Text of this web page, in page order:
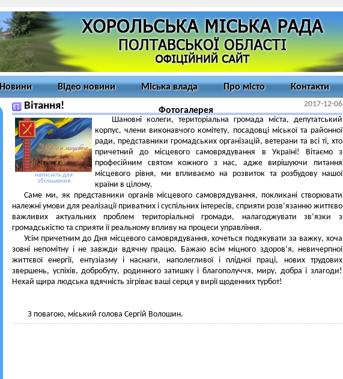
Новини Відео новини Міська влада Про місто Контакти
Фотогалерея
Вітання! 2017-12-06
натисніть для
збільшення
Шановні колеги, територіальна громада міста, депутатський
корпус, члени виконавчого комітету, посадовці міської та районної
ради, представники громадських організацій, ветерани та всі ті, хто
причетний до місцевого самоврядування в Україні! Вітаємо з
професійним святом кожного з нас, адже вирішуючи питання
місцевого рівня, ми впливаємо на розвиток та розбудову нашої
країни в цілому.
Саме ми, як представники органів місцевого самоврядування, покликані створювати
належні умови для реалізації приватних і суспільних інтересів, сприяти розв’язанню життєво
важливих актуальних проблем територіальної громади, налагоджувати зв’язки з
громадськістю та сприяти її реальному впливу на процеси управління.
Усім причетним до Дня місцевого самоврядування, хочеться подякувати за важку, хоча
зовні непомітну і не завжди вдячну працю. Бажаю всім міцного здоров’я, невичерпної
життєвої енергії, ентузіазму і наснаги, наполегливої і плідної праці, нових трудових
звершень, успіхів, добробуту, родинного затишку і благополуччя, миру, добра і злагоди!
Нехай щира людська вдячність зігріває ваші серця у вирії щоденних турбот!
З повагою, міський голова Сергій Волошин.